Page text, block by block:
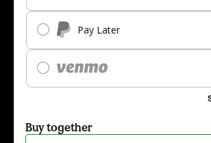
Pay Later
Buy together